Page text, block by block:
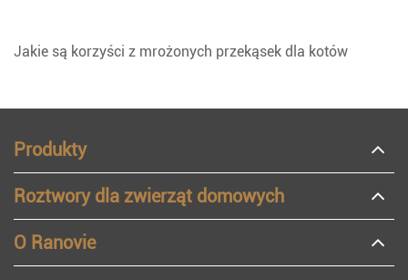
Jakie są korzyści z mrożonych przekąsek dla kotów
Produkty
Roztwory dla zwierząt domowych
O Ranovie